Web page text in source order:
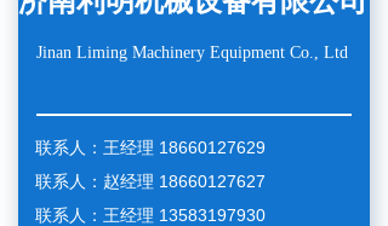
Jinan Liming Machinery Equipment Co., Ltd
联系人：王经理 18660127629
联系人：赵经理 18660127627
联系人：王经理 13583197930